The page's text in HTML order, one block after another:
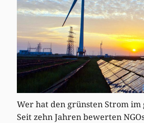
Wer hat den grünsten Strom im
Seit zehn Jahren bewerten